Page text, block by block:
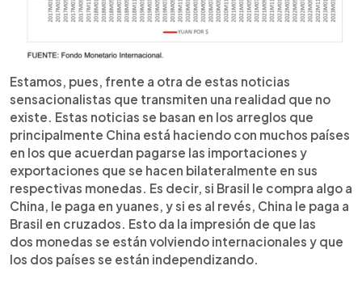
Estamos, pues, frente a otra de estas noticias
sensacionalistas que transmiten una realidad que no
existe. Estas noticias se basan en los arreglos que
principalmente China está haciendo con muchos países
en los que acuerdan pagarse las importaciones y
exportaciones que se hacen bilateralmente en sus
respectivas monedas. Es decir, si Brasil le compra algo a
China, le paga en yuanes, y si es al revés, China le paga a
Brasil en cruzados. Esto da la impresión de que las
dos monedas se están volviendo internacionales y que
los dos países se están independizando.